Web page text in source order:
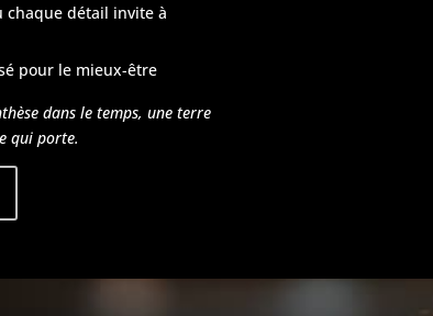
chaque détail invite à
pour le mieux-être
dans le temps, une terre
qui porte.